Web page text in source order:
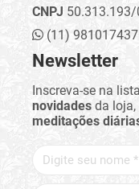
CNPJ50.313.193/
(11) 981017437
Newsletter
Inscreva-se na
novidades da
meditações